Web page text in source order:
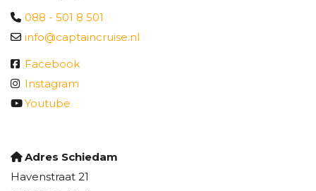
088 - 501 8 501
info@captaincruise.nl
Facebook
Instagram
Youtube
Adres Schiedam
Havenstraat 21